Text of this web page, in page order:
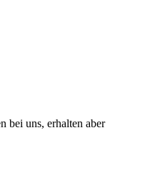
bei uns, erhalten aber